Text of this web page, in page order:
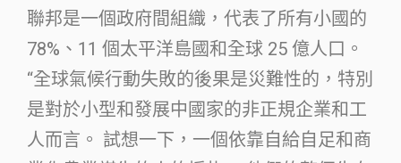
聯邦是一個政府間組織，代表了所有小國的
78%、11 個太平洋島國和全球 25 億人口。
“全球氣候行動失敗的後果是災難性的，特別
是對於小型和發展中國家的非正規企業和工
人而言。 試想一下，一個依靠自給自足和商